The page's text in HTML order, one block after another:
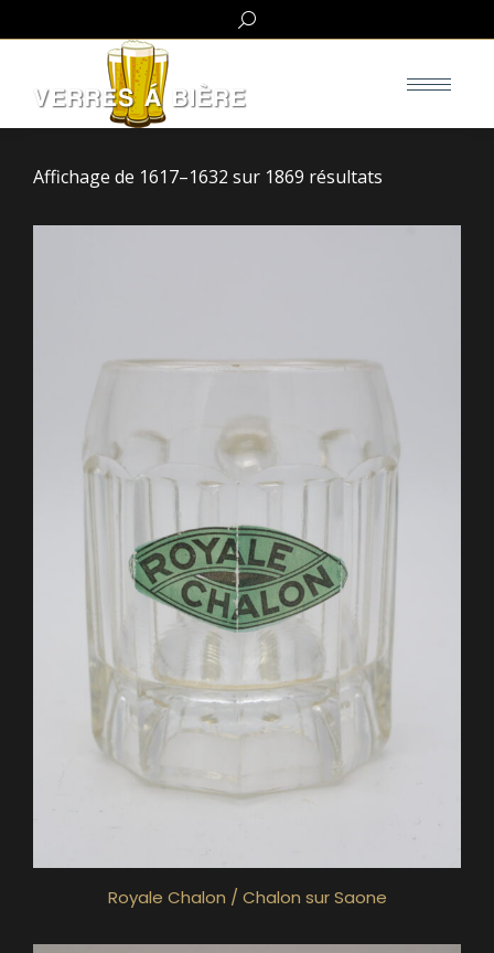
Search:
Affichage de 1617–1632 sur 1869 résultats
Royale Chalon / Chalon sur Saone